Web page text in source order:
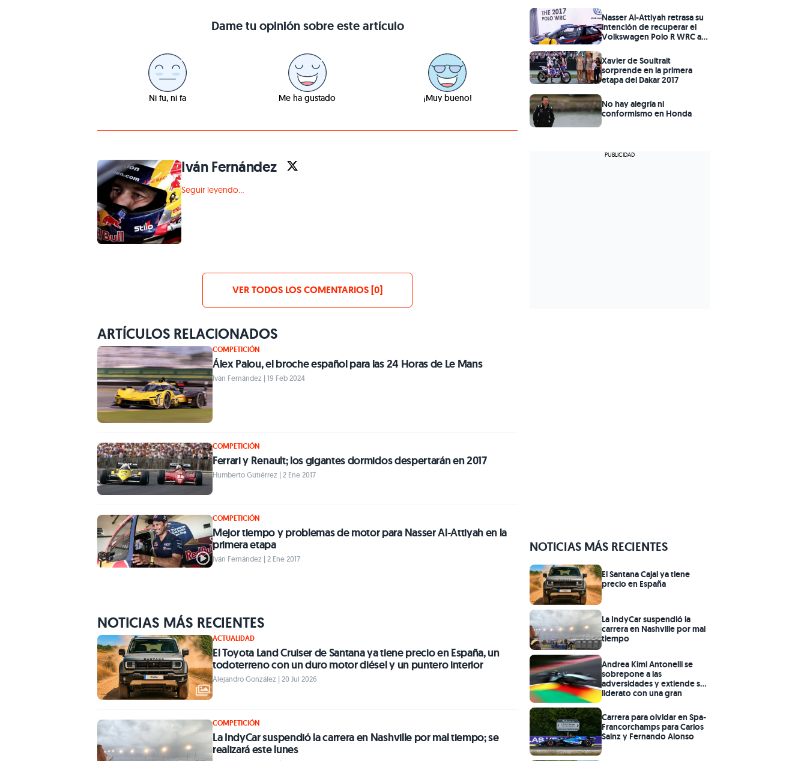
Dame tu opinión sobre este artículo
Ni fu, ni fa Me ha gustado ¡Muy bueno!
Iván Fernández
Seguir leyendo...
VER TODOS LOS COMENTARIOS [0]
ARTÍCULOS RELACIONADOS
COMPETICIÓN
Álex Palou, el broche español para las 24 Horas de Le Mans
Iván Fernández | 19 Feb 2024
COMPETICIÓN
Ferrari y Renault; los gigantes dormidos despertarán en 2017
Humberto Gutiérrez | 2 Ene 2017
COMPETICIÓN
Mejor tiempo y problemas de motor para Nasser Al-Attiyah en la
primera etapa
Iván Fernández | 2 Ene 2017
NOTICIAS MÁS RECIENTES
ACTUALIDAD
El Toyota Land Cruiser de Santana ya tiene precio en España, un
todoterreno con un duro motor diésel y un puntero interior
Alejandro González | 20 Jul 2026
COMPETICIÓN
La IndyCar suspendió la carrera en Nashville por mal tiempo; se
realizará este lunes
Nasser Al-Attiyah retrasa su
intención de recuperar el
Volkswagen Polo R WRC a
Xavier de Soultrait
sorprende en la primera
etapa del Dakar 2017
No hay alegría ni
conformismo en Honda
NOTICIAS MÁS RECIENTES
El Santana Cajal ya tiene
precio en España
La IndyCar suspendió la
carrera en Nashville por mal
tiempo
Andrea Kimi Antonelli se
sobrepone a las
adversidades y extiende su
liderato con una gran
Carrera para olvidar en Spa-
Francorchamps para Carlos
Sainz y Fernando Alonso